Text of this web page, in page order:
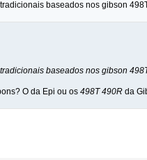
baseados nos gibson
baseados nos gibson
O da Epi ou os 498T 490R da